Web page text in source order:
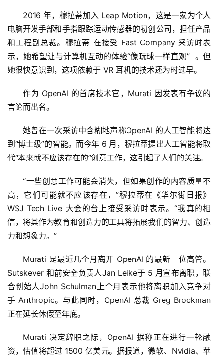
2016 年，穆拉蒂加入 Leap Motion，这是一家为个人
电脑开发手部和手指跟踪运动传感器的初创公司，担任产品
和工程副总裁。穆拉蒂 在接受 Fast Company 采访时表
示，她希望让与计算机互动的体验“像玩球一样直观”  。但
她很快意识到，这项依赖于 VR 耳机的技术还为时过早。
作为 OpenAI 的首席技术官，Murati 因发表有争议的
言论而出名。
她曾在一次采访中含糊地声称OpenAI 的人工智能将达
到“博士级”的智能。而今年 6 月，穆拉蒂提出人工智能将取
代“本来就不应该存在的”创意工作，这引起了人们的关注。
“一些创意工作可能会消失，但如果创作的内容质量不
高，它们可能就不应该存在，”穆拉蒂在《华尔街日报》
WSJ Tech Live 大会的台上接受采访时表示。“我真的相
信，将其作为教育和创造力的工具将拓展我们的智力、创造
力和想象力。”
Murati 是最近几个月离开 OpenAI 的最新一位高管。
Sutskever 和前安全负责人Jan Leike于 5 月宣布离职，联
合创始人John Schulman上个月表示他将离职加入竞争对
手 Anthropic。与此同时，OpenAI 总裁 Greg Brockman
正在延长休假至年底。
Murati 决定辞职之际，OpenAI 据称正在进行一轮融
资，估值将超过 1500 亿美元。据报道，微软、Nvidia、苹